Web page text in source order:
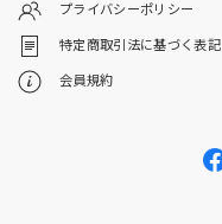
プライバシーポリシー
特定商取引法に基づく表記
会員規約